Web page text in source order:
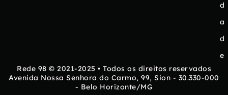
d
a
d
e
Rede 98 © 2021-2025 • Todos os direitos reservados
Avenida Nossa Senhora do Carmo, 99, Sion - 30.330-000
- Belo Horizonte/MG